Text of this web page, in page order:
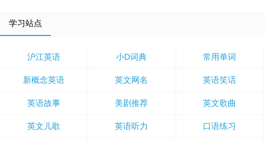
学习站点
沪江英语 小D词典 常用单词
新概念英语 英文网名 英语笑话
英语故事 美剧推荐 英文歌曲
英文儿歌 英语听力 口语练习